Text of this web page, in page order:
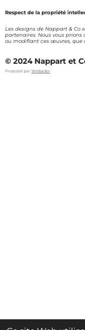
Respect de la propriété
Les designs de Nappart & Co
partenaires. Nous vous
ou modifiant ces œuvres, que
© 2024 Nappart et
Propulsé par Webador